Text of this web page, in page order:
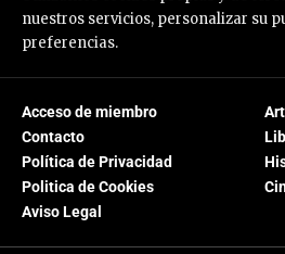
nuestros servicios, personalizar su
preferencias.
Acceso de miembro
Contacto
Política de Privacidad
Politica de Cookies
Aviso Legal